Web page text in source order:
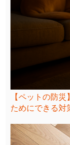
【ペットの防
ためにできる対